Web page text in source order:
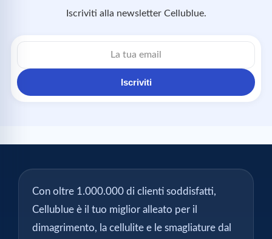
Iscriviti alla newsletter Cellublue.
Indirizzo
email
Iscriviti
Con oltre 1.000.000 di clienti soddisfatti,
Cellublue è il tuo miglior alleato per il
dimagrimento, la cellulite e le smagliature dal